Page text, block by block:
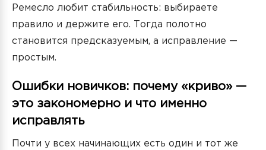
Ремесло любит стабильность: выбираете
правило и держите его. Тогда полотно
становится предсказуемым, а исправление —
простым.
Ошибки новичков: почему «криво» —
это закономерно и что именно
исправлять
Почти у всех начинающих есть один и тот же